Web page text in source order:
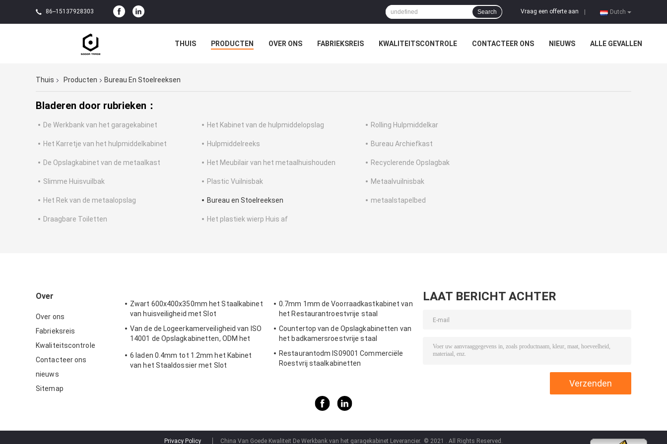
86--15137928303 Dutch
Vraag een offerte aan
Search
THUIS PRODUCTEN OVER ONS FABRIEKSREIS KWALITEITSCONTROLE CONTACTEER ONS NIEUWS ALLE GEVALLEN
Thuis Producten Bureau En Stoelreeksen
Bladeren door rubrieken：
De Werkbank van het garagekabinet Het Kabinet van de hulpmiddelopslag Rolling Hulpmiddelkar
Het Karretje van het hulpmiddelkabinet Hulpmiddelreeks Bureau Archiefkast
De Opslagkabinet van de metaalkast Het Meubilair van het metaalhuishouden Recyclerende Opslagbak
Slimme Huisvuilbak Plastic Vuilnisbak Metaalvuilnisbak
Het Rek van de metaalopslag Bureau en Stoelreeksen metaalstapelbed
Draagbare Toiletten Het plastiek wierp Huis af
Over
Over ons
Fabrieksreis
Kwaliteitscontrole
Contacteer ons
nieuws
Sitemap
Zwart 600x400x350mm het Staalkabinet
van huisveiligheid met Slot
Van de de Logeerkamerveiligheid van ISO
14001 de Opslagkabinetten, ODM het
6 laden 0.4mm tot 1.2mm het Kabinet
van het Staaldossier met Slot
0.7mm 1mm de Voorraadkastkabinet van
het Restaurantroestvrije staal
Countertop van de Opslagkabinetten van
het badkamersroestvrije staal
Restaurantodm IS09001 Commerciële
Roestvrij staalkabinetten
LAAT BERICHT ACHTER
Privacy Policy China Van Goede Kwaliteit De Werkbank van het garagekabinet Leverancier. © 2021 . All Rights Reserved.